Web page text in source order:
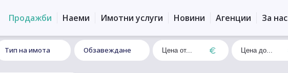
Продажби Наеми Имотни услуги Новини Агенции За нас
Тип на имота Обзавеждане